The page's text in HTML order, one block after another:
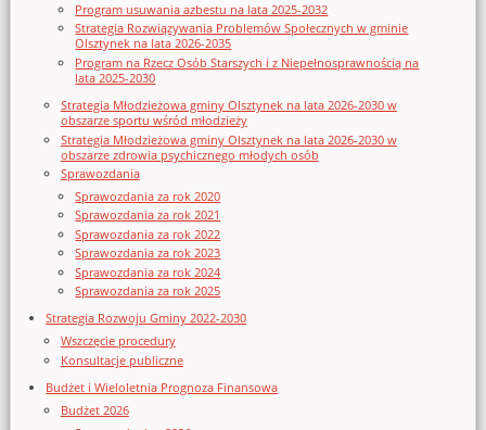
Program usuwania azbestu na lata 2025-2032
Strategia Rozwiązywania Problemów Społecznych w gminie
Olsztynek na lata 2026-2035
Program na Rzecz Osób Starszych i z Niepełnosprawnością na
lata 2025-2030
Strategia Młodzieżowa gminy Olsztynek na lata 2026-2030 w
obszarze sportu wśród młodzieży
Strategia Młodzieżowa gminy Olsztynek na lata 2026-2030 w
obszarze zdrowia psychicznego młodych osób
Sprawozdania
Sprawozdania za rok 2020
Sprawozdania za rok 2021
Sprawozdania za rok 2022
Sprawozdania za rok 2023
Sprawozdania za rok 2024
Sprawozdania za rok 2025
Strategia Rozwoju Gminy 2022-2030
Wszczęcie procedury
Konsultacje publiczne
Budżet i Wieloletnia Prognoza Finansowa
Budżet 2026